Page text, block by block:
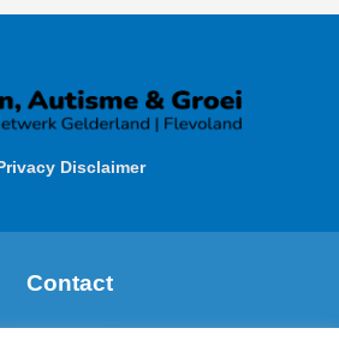
Disclaimer
Contact